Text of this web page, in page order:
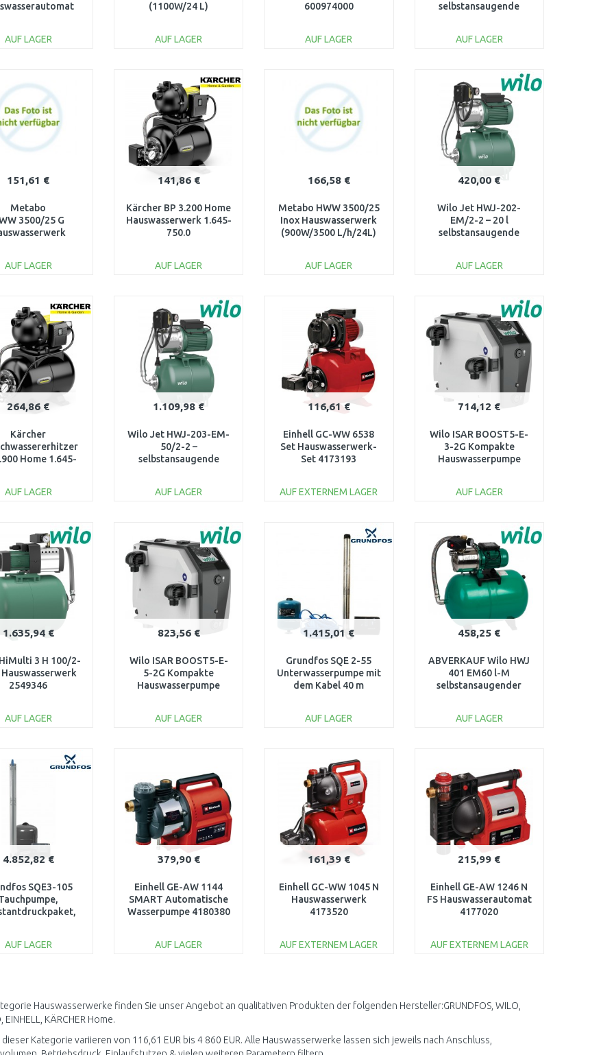
AUF LAGER
Vergleichen
(1100W/24 L)
AUF LAGER
Vergleichen
600974000
AUF LAGER
Vergleichen
selbstansaugende
AUF LAGER
Vergleichen
151,61 €
Metabo
3500/25 G
AUF LAGER
Vergleichen
141,86 €
Kärcher BP 3.200 Home
Hauswasserwerk 1.645-
750.0
AUF LAGER
Vergleichen
166,58 €
Metabo HWW 3500/25
Inox Hauswasserwerk
(900W/3500 L/h/24L)
AUF LAGER
Vergleichen
420,00 €
Wilo Jet HWJ-202-
EM/2-2 – 20 l
selbstansaugende
AUF LAGER
Vergleichen
264,86 €
Kärcher
Home 1.645-
AUF LAGER
Vergleichen
1.109,98 €
Wilo Jet HWJ-203-EM-
50/2-2 –
selbstansaugende
AUF LAGER
Vergleichen
116,61 €
Einhell GC-WW 6538
Set Hauswasserwerk-
Set 4173193
AUF EXTERNEM LAGER
Vergleichen
714,12 €
Wilo ISAR BOOST5-E-
3-2G Kompakte
Hauswasserpumpe
AUF LAGER
Vergleichen
1.635,94 €
3 H 100/2-
Hauswasserwerk
2549346
AUF LAGER
823,56 €
Wilo ISAR BOOST5-E-
5-2G Kompakte
Hauswasserpumpe
AUF LAGER
Vergleichen
1.415,01 €
Grundfos SQE 2-55
Unterwasserpumpe mit
dem Kabel 40 m
AUF LAGER
Vergleichen
458,25 €
ABVERKAUF Wilo HWJ
401 EM60 l-M
selbstansaugender
AUF LAGER
Vergleichen
4.852,82 €
SQE3-105
AUF LAGER
Vergleichen
379,90 €
Einhell GE-AW 1144
SMART Automatische
Wasserpumpe 4180380
AUF LAGER
Vergleichen
161,39 €
Einhell GC-WW 1045 N
Hauswasserwerk
4173520
AUF EXTERNEM LAGER
Vergleichen
215,99 €
Einhell GE-AW 1246 N
FS Hauswasserautomat
4177020
AUF EXTERNEM LAGER
Vergleichen
Hauswasserwerke finden Sie unser Angebot an qualitativen Produkten der folgenden Hersteller:GRUNDFOS, WILO,
EINHELL, KÄRCHER Home.
dieser Kategorie variieren von 116,61 EUR bis 4 860 EUR. Alle Hauswasserwerke lassen sich jeweils nach Anschluss,